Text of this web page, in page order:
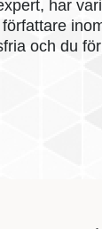
har
och du